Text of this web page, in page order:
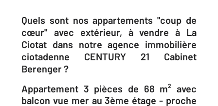
Quels sont nos appartements "coup de
cœur" avec extérieur, à vendre à La
Ciotat dans notre agence immobilière
ciotadenne CENTURY 21 Cabinet
Berenger ?
Appartement 3 pièces de 68 m² avec
balcon vue mer au 3ème étage - proche